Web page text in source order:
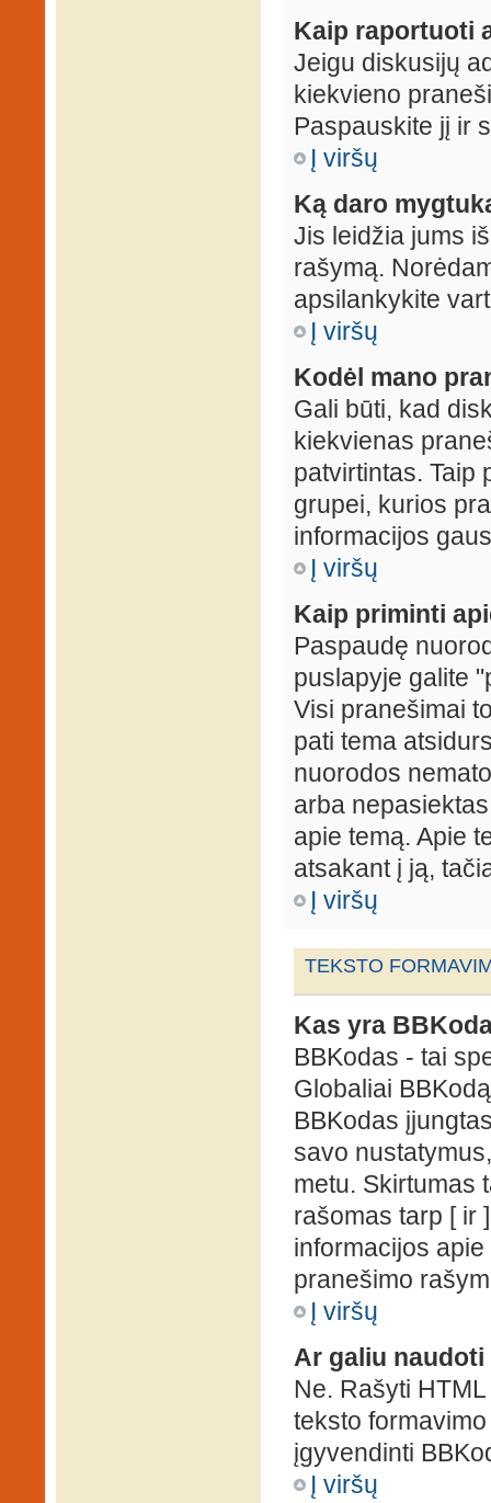
Kaip raportuoti
Jeigu diskusijų
kiekvieno
Paspauskite jį ir
Į viršų
Ką daro
Jis leidžia jums
rašymą.
apsilankykite
Į viršų
Kodėl mano
Gali būti, kad
kiekvienas
patvirtintas. Taip
grupei, kurios
informacijos
Į viršų
Kaip priminti
Paspaudę
puslapyje galite
Visi pranešimai
pati tema
nuorodos
arba
apie temą. Apie
atsakant į ją,
Į viršų
TEKSTO
Kas yra
BBKodas - tai
Globaliai
BBKodas
savo
metu. Skirtumas
rašomas tarp [ ir
informacijos
pranešimo
Į viršų
Ar galiu naudoti
Ne. Rašyti
teksto
įgyvendinti
Į viršų